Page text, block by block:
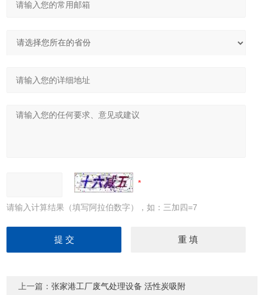
请输入计算结果（填写阿拉伯数字），如：三加四=7
上一篇：张家港工厂废气处理设备 活性炭吸附